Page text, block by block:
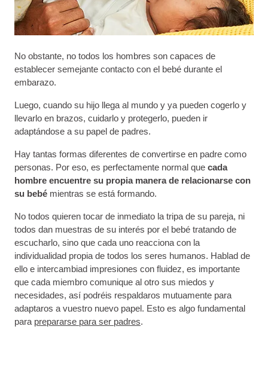
No obstante, no todos los hombres son capaces de
establecer semejante contacto con el bebé durante el
embarazo.
Luego, cuando su hijo llega al mundo y ya pueden cogerlo y
llevarlo en brazos, cuidarlo y protegerlo, pueden ir
adaptándose a su papel de padres.
Hay tantas formas diferentes de convertirse en padre como
personas. Por eso, es perfectamente normal que cada
hombre encuentre su propia manera de relacionarse con
su bebé mientras se está formando.
No todos quieren tocar de inmediato la tripa de su pareja, ni
todos dan muestras de su interés por el bebé tratando de
escucharlo, sino que cada uno reacciona con la
individualidad propia de todos los seres humanos. Hablad de
ello e intercambiad impresiones con fluidez, es importante
que cada miembro comunique al otro sus miedos y
necesidades, así podréis respaldaros mutuamente para
adaptaros a vuestro nuevo papel. Esto es algo fundamental
para prepararse para ser padres.